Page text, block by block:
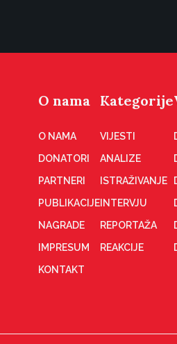
O nama
O NAMA
DONATORI
PARTNERI
PUBLIKACIJE
NAGRADE
IMPRESUM
KONTAKT
Kategorije
VIJESTI
ANALIZE
ISTRAŽIVANJE
INTERVJU
REPORTAŽA
REAKCIJE